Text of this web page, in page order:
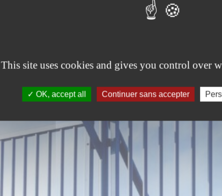
This site uses cookies and gives you control over
OK, accept all Continuer sans accepter